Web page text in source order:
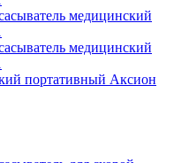
портативный Аксион